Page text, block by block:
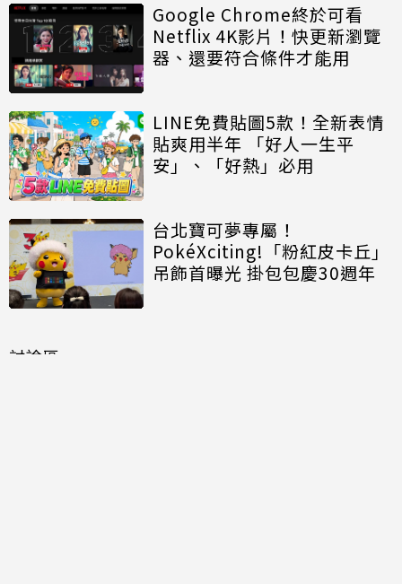
Google Chrome終於可看
Netflix 4K影片！快更新瀏覽
器、還要符合條件才能用
LINE免費貼圖5款！全新表情
貼爽用半年 「好人一生平
安」、「好熱」必用
台北寶可夢專屬！
PokéXciting!「粉紅皮卡丘」
吊飾首曝光 掛包包慶30週年
討論區